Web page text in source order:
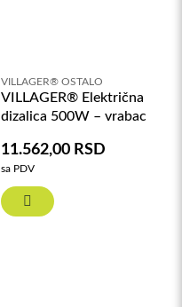
VILLAGER® OSTALO
VILLAGER® Električna
dizalica 500W – vrabac
11.562,00 RSD
sa PDV